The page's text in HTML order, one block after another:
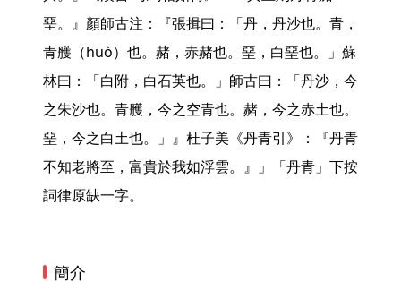
堊。』顏師古注：『張揖曰：「丹，丹沙也。青，
青雘（huò）也。赭，赤赭也。堊，白堊也。」蘇
林曰：「白附，白石英也。」師古曰：「丹沙，今
之朱沙也。青雘，今之空青也。赭，今之赤土也。
堊，今之白土也。」』杜子美《丹青引》：『丹青
不知老將至，富貴於我如浮雲。』」「丹青」下按
詞律原缺一字。
簡介